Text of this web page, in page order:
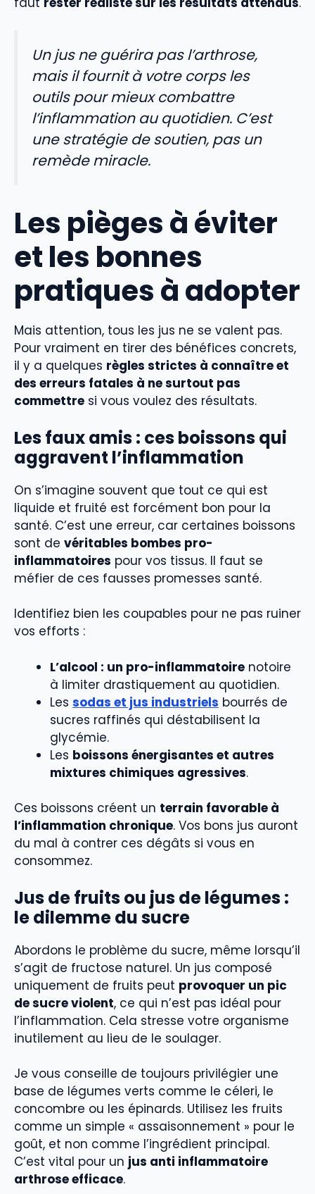
Un jus ne guérira pas l’arthrose,
mais il fournit à votre corps les
outils pour mieux combattre
l’inflammation au quotidien. C’est
une stratégie de soutien, pas un
remède miracle.
Les pièges à éviter
et les bonnes
pratiques à adopter
Mais attention, tous les jus ne se valent pas.
Pour vraiment en tirer des bénéfices concrets,
il y a quelques règles strictes à connaître et
des erreurs fatales à ne surtout pas
commettre si vous voulez des résultats.
Les faux amis : ces boissons qui
aggravent l’inflammation
On s’imagine souvent que tout ce qui est
liquide et fruité est forcément bon pour la
santé. C’est une erreur, car certaines boissons
sont de véritables bombes pro-
inflammatoires pour vos tissus. Il faut se
méfier de ces fausses promesses santé.
Identifiez bien les coupables pour ne pas ruiner
vos efforts :
L’alcool : un pro-inflammatoire notoire
à limiter drastiquement au quotidien.
Les sodas et jus industriels bourrés de
sucres raffinés qui déstabilisent la
glycémie.
Les boissons énergisantes et autres
mixtures chimiques agressives.
Ces boissons créent un terrain favorable à
l’inflammation chronique. Vos bons jus auront
du mal à contrer ces dégâts si vous en
consommez.
Jus de fruits ou jus de légumes :
le dilemme du sucre
Abordons le problème du sucre, même lorsqu’il
s’agit de fructose naturel. Un jus composé
uniquement de fruits peut provoquer un pic
de sucre violent, ce qui n’est pas idéal pour
l’inflammation. Cela stresse votre organisme
inutilement au lieu de le soulager.
Je vous conseille de toujours privilégier une
base de légumes verts comme le céleri, le
concombre ou les épinards. Utilisez les fruits
comme un simple « assaisonnement » pour le
goût, et non comme l’ingrédient principal.
C’est vital pour un jus anti inflammatoire
arthrose efficace.